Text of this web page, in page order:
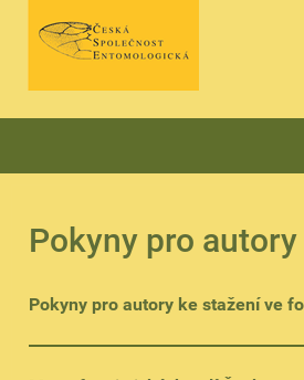
Pokyny pro autory
Pokyny pro autory ke stažení ve